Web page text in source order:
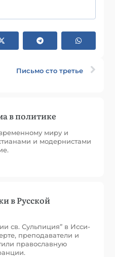
Письмо сто третье
в политике
миру и
и модернистами
в Русской
св. Сульпиция” в Исси-
преподаватели и
православную